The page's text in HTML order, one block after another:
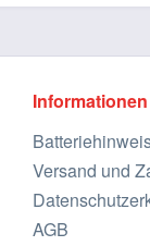
Informationen
Versand und
AGB